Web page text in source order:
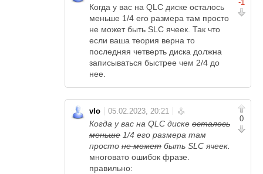
-1
Когда у вас на QLC диске осталось
меньше 1/4 его размера там просто
не может быть SLC ячеек. Так что
если ваша теория верна то
последняя четверть диска должна
записываться быстрее чем 2/4 до
нее.
0
vlo
Когда у вас на QLC диске осталось
меньше 1/4 его размера там
просто не может быть SLC ячеек.
многовато ошибок фразе.
правильно: